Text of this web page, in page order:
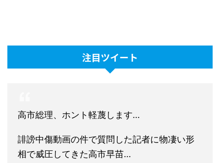
注目ツイート
高市総理、ホント軽蔑します…
誹謗中傷動画の件で質問した記者に物凄い形
相で威圧してきた高市早苗…